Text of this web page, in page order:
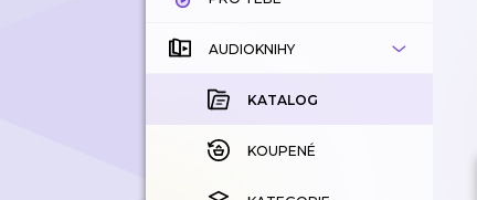
AUDIOKNIHY
KATALOG
KOUPENÉ